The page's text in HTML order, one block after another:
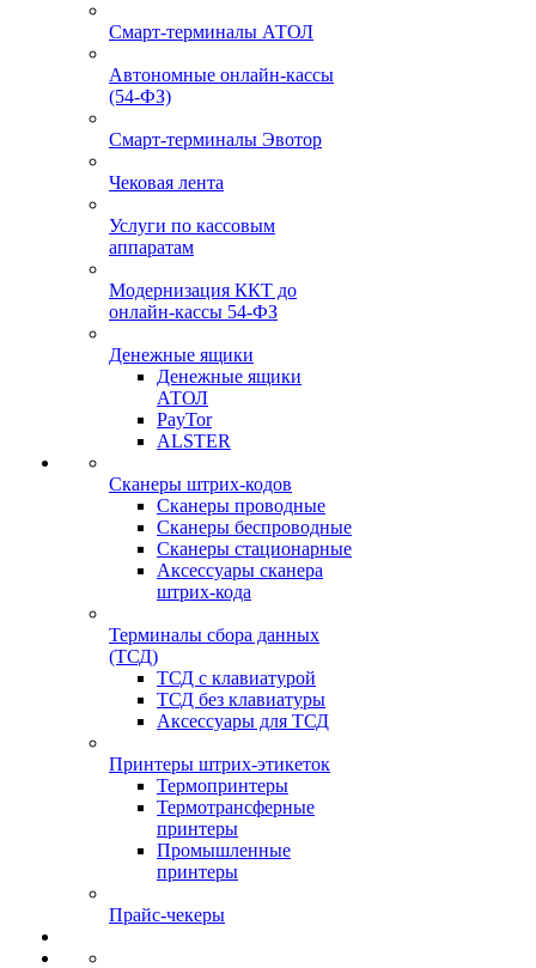
Смарт-терминалы АТОЛ
Автономные онлайн-кассы
(54-ФЗ)
Смарт-терминалы Эвотор
Чековая лента
Услуги по кассовым
аппаратам
Модернизация ККТ до
онлайн-кассы 54-ФЗ
Денежные ящики
Денежные ящики
АТОЛ
PayTor
ALSTER
Сканеры штрих-кодов
Сканеры проводные
Сканеры беспроводные
Сканеры стационарные
Аксессуары сканера
штрих-кода
Терминалы сбора данных
(ТСД)
ТСД с клавиатурой
ТСД без клавиатуры
Аксессуары для ТСД
Принтеры штрих-этикеток
Термопринтеры
Термотрансферные
принтеры
Промышленные
принтеры
Прайс-чекеры